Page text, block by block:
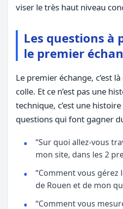
viser le très haut niveau
Les questions à
le premier
Le premier échange, c’est
colle. Et ce n’est pas une
technique, c’est une
questions qui font gagner
“Sur quoi allez-vous
mon site, dans les 2
“Comment vous gérez
de Rouen et de mon
“Comment vous